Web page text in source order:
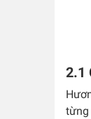
2.1